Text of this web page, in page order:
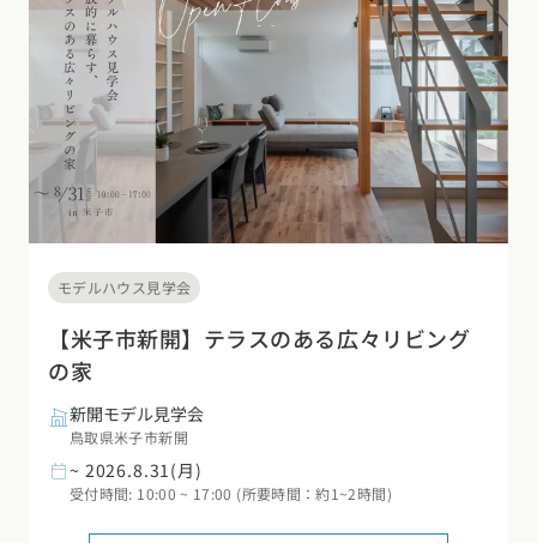
中国エリア
広島県 岡山県鳥取県
四国エリア
香川県 愛媛県 高知県
福岡県佐賀県長崎県
沖縄県
モデルハウス見学会
【米子市新開】テラスのある広々リビング
の家
新開モデル見学会
鳥取県米子市新開
~ 2026.8.31(月)
受付時間: 10:00 ~ 17:00 (所要時間：約1~2時間)